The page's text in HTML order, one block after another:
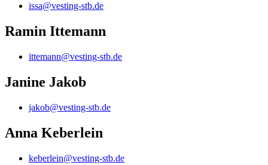
issa@vesting-stb.de
Ramin Ittemann
ittemann@vesting-stb.de
Janine Jakob
jakob@vesting-stb.de
Anna Keberlein
keberlein@vesting-stb.de